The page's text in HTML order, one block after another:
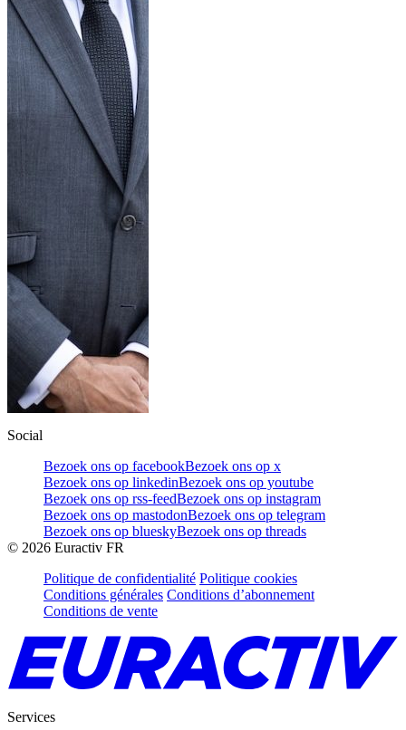
Social
Bezoek ons op facebookBezoek ons op x
Bezoek ons op linkedinBezoek ons op youtube
Bezoek ons op rss-feedBezoek ons op instagram
Bezoek ons op mastodonBezoek ons op telegram
Bezoek ons op blueskyBezoek ons op threads
© 2026 Euractiv FR
Politique de confidentialité Politique cookies
Conditions générales Conditions d’abonnement
Conditions de vente
Services